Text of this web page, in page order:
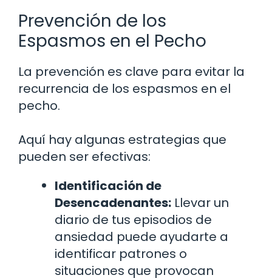
Prevención de los
Espasmos en el Pecho
La prevención es clave para evitar la
recurrencia de los espasmos en el
pecho.
Aquí hay algunas estrategias que
pueden ser efectivas:
Identificación de
Desencadenantes: Llevar un
diario de tus episodios de
ansiedad puede ayudarte a
identificar patrones o
situaciones que provocan